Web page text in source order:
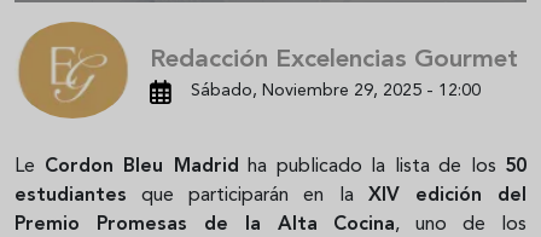
Redacción Excelencias Gourmet
Sábado, Noviembre 29, 2025 - 12:00
Le Cordon Bleu Madrid ha publicado la lista de los 50
estudiantes que participarán en la XIV edición del
Premio Promesas de la Alta Cocina, uno de los